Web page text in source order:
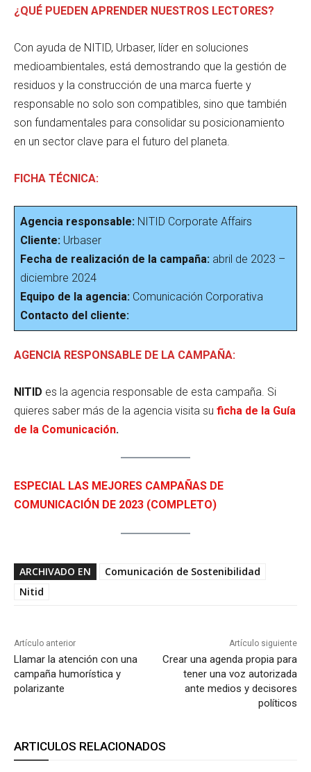
¿QUÉ PUEDEN APRENDER NUESTROS LECTORES?
Con ayuda de NITID, Urbaser, líder en soluciones
medioambientales, está demostrando que la gestión de
residuos y la construcción de una marca fuerte y
responsable no solo son compatibles, sino que también
son fundamentales para consolidar su posicionamiento
en un sector clave para el futuro del planeta.
FICHA TÉCNICA:
Agencia responsable: NITID Corporate Affairs
Cliente: Urbaser
Fecha de realización de la campaña: abril de 2023 –
diciembre 2024
Equipo de la agencia: Comunicación Corporativa
Contacto del cliente:
AGENCIA RESPONSABLE DE LA CAMPAÑA:
NITID es la agencia responsable de esta campaña. Si
quieres saber más de la agencia visita su ficha de la Guía
de la Comunicación.
ESPECIAL LAS MEJORES CAMPAÑAS DE
COMUNICACIÓN DE 2023 (COMPLETO)
ARCHIVADO EN
Comunicación de Sostenibilidad
Nitid
Artículo anterior
Llamar la atención con una
campaña humorística y
polarizante
Artículo siguiente
Crear una agenda propia para
tener una voz autorizada
ante medios y decisores
políticos
ARTICULOS RELACIONADOS